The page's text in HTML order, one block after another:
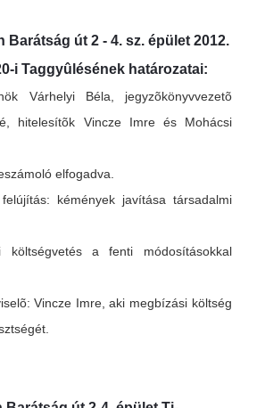
Barátság út 2 - 4. sz. épület 2012.
i Taggyûlésének határozatai:
Várhelyi Béla, jegyzõkönyvvezetõ
hitelesítõk Vincze Imre és Mohácsi
elfogadva.
kémények javítása társadalmi
a fenti módosításokkal
Vincze Imre, aki megbízási költség